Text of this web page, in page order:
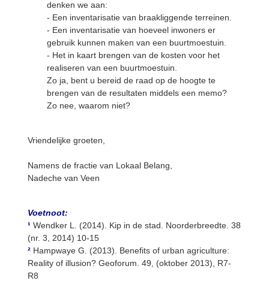
denken we aan:
- Een inventarisatie van braakliggende terreinen.
- Een inventarisatie van hoeveel inwoners er
gebruik kunnen maken van een buurtmoestuin.
- Het in kaart brengen van de kosten voor het
realiseren van een buurtmoestuin.
Zo ja, bent u bereid de raad op de hoogte te
brengen van de resultaten middels een memo?
Zo nee, waarom niet?
Vriendelijke groeten,
Namens de fractie van Lokaal Belang,
Nadeche van Veen
Voetnoot:
¹ Wendker L. (2014). Kip in de stad. Noorderbreedte. 38
(nr. 3, 2014) 10-15
² Hampwaye G. (2013). Benefits of urban agriculture:
Reality of illusion? Geoforum. 49, (oktober 2013), R7-
R8